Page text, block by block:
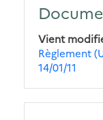
Vient
Règlement
14/01/11